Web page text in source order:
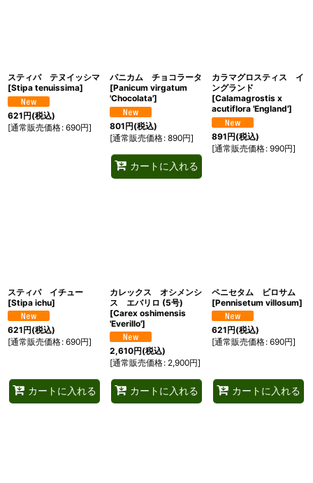
スティパ テヌイッシマ
[Stipa tenuissima]
621円(税込)
[通常販売価格: 690円]
パニカム チョコラータ
[Panicum virgatum
'Chocolata']
801円(税込)
[通常販売価格: 890円]
カートに入れる
カラマグロスティス イ
ングランド
[Calamagrostis x
acutiflora 'England']
891円(税込)
[通常販売価格: 990円]
スティパ イチュー
[Stipa ichu]
621円(税込)
[通常販売価格: 690円]
カートに入れる
カレックス オシメンシ
ス エバリロ (5号)
[Carex oshimensis
'Everillo']
2,610円(税込)
[通常販売価格: 2,900円]
カートに入れる
ペニセタム ビロサム
[Pennisetum villosum]
621円(税込)
[通常販売価格: 690円]
カートに入れる